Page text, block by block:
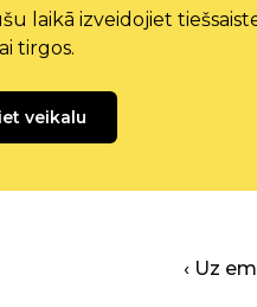
laikā izveidojiet
tirgos.
veikalu
‹ Uz